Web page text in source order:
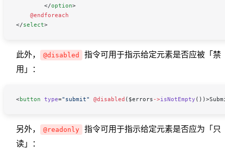
        </
option>
    @endforeach
</select>
此外， @disabled
指令可用于指示给定元素是否应被「禁
用」：
<button type="submit" @disabled ( $errors ->isNotEmpty
另外， @readonly
指令可用于指示给定元素是否应为「只
读」：